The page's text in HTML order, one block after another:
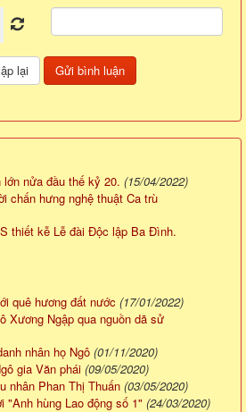
nửa đầu thế kỷ 20. (15/04/2022)
chấn hưng nghệ thuật Ca trù
thiết kễ Lễ đài Độc lập Ba Đình.
quê hương đất nước (17/01/2022)
Xương Ngập qua nguồn dã sử
nhân họ Ngô (01/11/2020)
gia Văn phái (09/05/2020)
nhân Phan Thị Thuấn (03/05/2020)
"Anh hùng Lao động số 1" (24/03/2020)